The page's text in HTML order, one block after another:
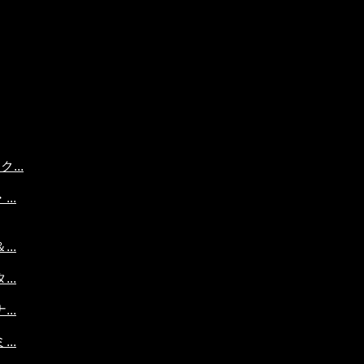
...
...
...
...
...
...